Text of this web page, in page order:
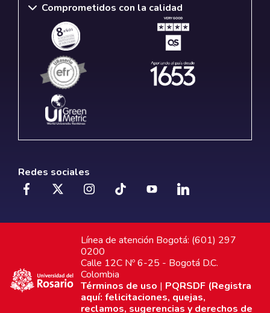
Comprometidos con la calidad
Redes sociales
Línea de atención Bogotá: (601) 297
0200
Calle 12C Nº 6-25 - Bogotá D.C.
Colombia
Términos de uso | PQRSDF (Registra
aquí: felicitaciones, quejas,
reclamos, sugerencias y derechos de